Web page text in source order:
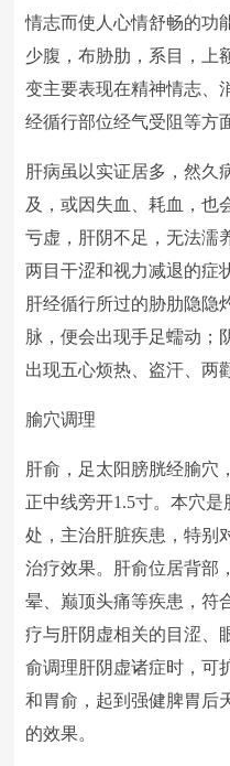
情志而使人心情舒畅的功
少腹，布胁肋，系目，上
变主要表现在精神情志、
经循行部位经气受阻等方
肝病虽以实证居多，然久
及，或因失血、耗血，也
亏虚，肝阴不足，无法濡
两目干涩和视力减退的症
肝经循行所过的胁肋隐隐
脉，便会出现手足蠕动；
出现五心烦热、盗汗、两
腧穴调理
肝俞，足太阳膀胱经腧穴
正中线旁开1.5寸。本穴
处，主治肝脏疾患，特别
治疗效果。肝俞位居背部
晕、巅顶头痛等疾患，符
疗与肝阴虚相关的目涩、
俞调理肝阴虚诸症时，可
和胃俞，起到强健脾胃后
的效果。